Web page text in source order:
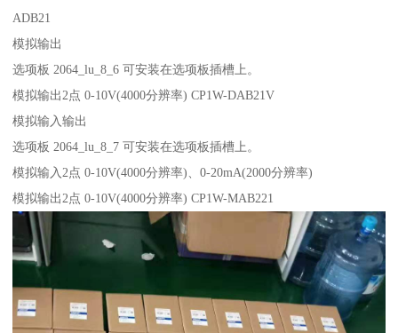
ADB21
模拟输出
选项板 2064_lu_8_6 可安装在选项板插槽上。
模拟输出2点 0-10V(4000分辨率) CP1W-DAB21V
模拟输入输出
选项板 2064_lu_8_7 可安装在选项板插槽上。
模拟输入2点 0-10V(4000分辨率)、0-20mA(2000分辨率)
模拟输出2点 0-10V(4000分辨率) CP1W-MAB221